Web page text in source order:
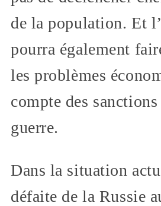
de la population. Et
pourra également
les problèmes
compte des
guerre.
Dans la situation
défaite de la Russie